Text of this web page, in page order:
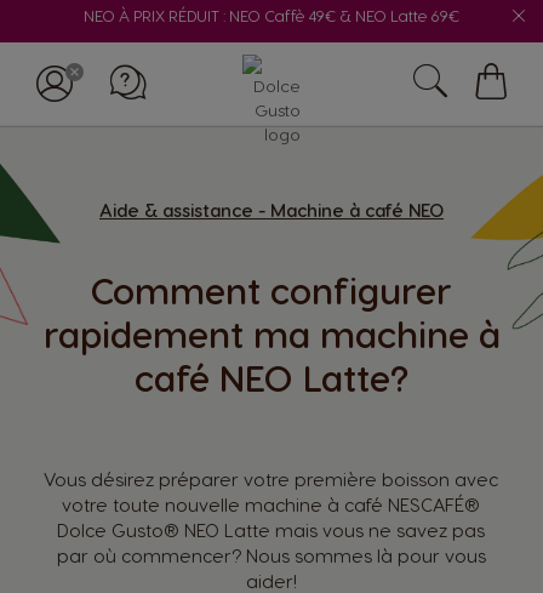
NEO À PRIX RÉDUIT : NEO Caffè 49€ & NEO Latte 69€
Aide & assistance - Machine à café NEO
Comment configurer
rapidement ma machine à
café NEO Latte?
Vous désirez préparer votre première boisson avec
votre toute nouvelle machine à café NESCAFÉ®
Dolce Gusto® NEO Latte mais vous ne savez pas
par où commencer? Nous sommes là pour vous
aider!